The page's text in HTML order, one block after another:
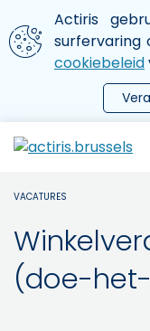
Aller au contenu
We gebruiken
Actiris
surfervaring
cookiebeleid
le menu
VACATURES
(doe-